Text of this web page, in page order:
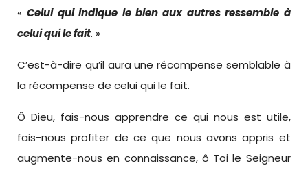
«Celui qui indique le bien aux autres ressemble à
celui qui le fait. »
C’est-à-dire qu’il aura une récompense semblable à
la récompense de celui qui le fait.
Ô Dieu, fais-nous apprendre ce qui nous est utile,
fais-nous profiter de ce que nous avons appris et
augmente-nous en connaissance, ô Toi le Seigneur